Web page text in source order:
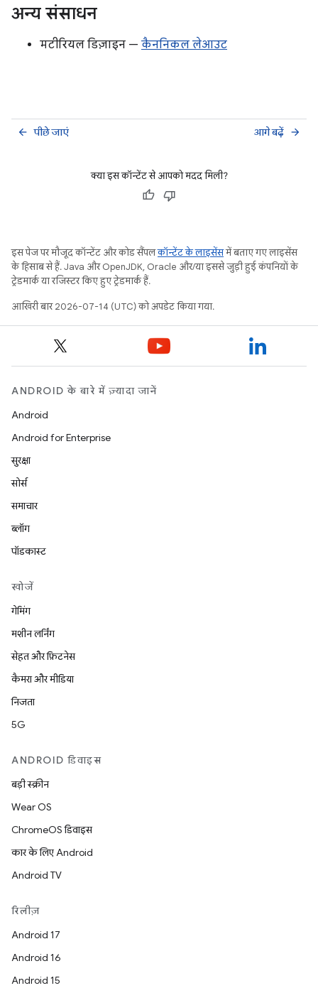
अन्य संसाधन
मटीरियल डिज़ाइन — कैननिकल लेआउट
पीछे जाएं
arrow_back आगे बढ़ें arrow_forward
क्या इस कॉन्टेंट से आपको मदद मिली?
इस पेज पर मौजूद कॉन्टेंट और कोड सैंपलकॉन्टेंट के लाइसेंसमें बताए गए लाइसेंस
के हिसाब से हैं. Java और OpenJDK, Oracle और/या इससे जुड़ी हुई कंपनियों के
ट्रेडमार्क या रजिस्टर किए हुए ट्रेडमार्क हैं.
आखिरी बार 2026-07-14 (UTC) को अपडेट किया गया.
ANDROID के बारे में ज़्यादा जानें
Android
Android for Enterprise
सुरक्षा
सोर्स
समाचार
ब्लॉग
पॉडकास्ट
खोजें
गेमिंग
मशीन लर्निंग
सेहत और फ़िटनेस
कैमरा और मीडिया
निजता
5G
ANDROID डिवाइस
बड़ी स्क्रीन
Wear OS
ChromeOS डिवाइस
कार के लिए Android
Android TV
रिलीज़
Android 17
Android 16
Android 15